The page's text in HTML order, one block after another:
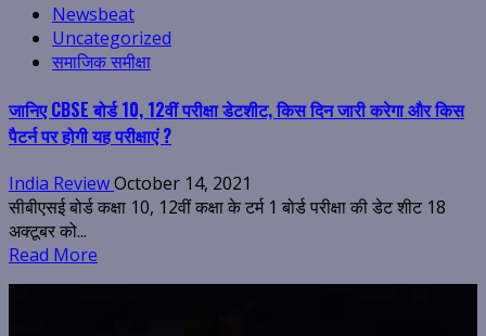
Newsbeat
Uncategorized
समाजिक समीक्षा
जानिए CBSE बोर्ड 10, 12वीं परीक्षा डेटशीट, किस दिन जारी करेगा और किस
पैटर्न पर होगी यह परीक्षाएं ?
India ReviewOctober 14, 2021
सीबीएसई बोर्ड कक्षा 10, 12वीं कक्षा के टर्म 1 बोर्ड परीक्षा की डेट शीट 18
अक्टूबर को...
Read More